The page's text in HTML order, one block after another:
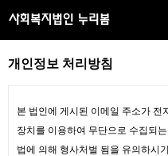
개인정보 처리방침
본 법인에 게시된 이메일 주소가 전
장치를 이용하여 무단으로 수집되
법에 의해 형사처벌 됨을 유의하시